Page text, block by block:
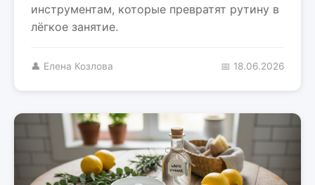
инструментам, которые превратят рутину в
лёгкое занятие.
👤 Елена Козлова 📅 18.06.2026